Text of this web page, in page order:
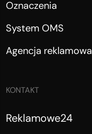
Oznaczenia
System OMS
Agencja reklamowa
KONTAKT
Reklamowe24